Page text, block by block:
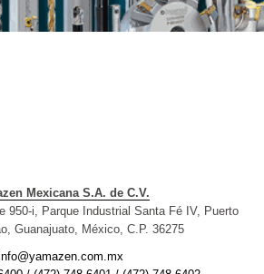
Mexicana S.A. de C.V.
950-i, Parque Industrial Santa Fé IV, Puerto
Guanajuato, México, C.P. 36275